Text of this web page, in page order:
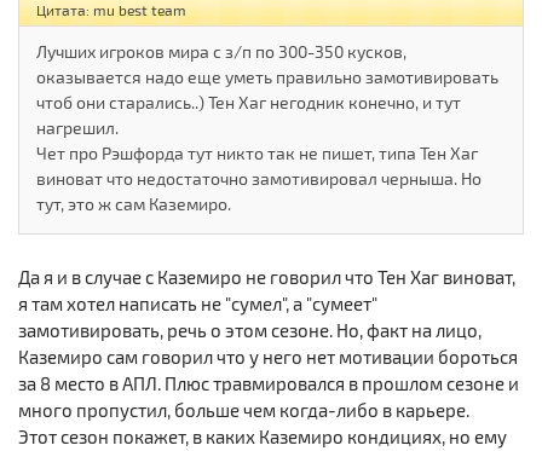
Цитата: mu best team
Лучших игроков мира с з/п по 300-350 кусков,
оказывается надо еще уметь правильно замотивировать
чтоб они старались..) Тен Хаг негодник конечно, и тут
нагрешил.
Чет про Рэшфорда тут никто так не пишет, типа Тен Хаг
виноват что недостаточно замотивировал черныша. Но
тут, это ж сам Каземиро.
Да я и в случае с Каземиро не говорил что Тен Хаг виноват,
я там хотел написать не "сумел", а "сумеет"
замотивировать, речь о этом сезоне. Но, факт на лицо,
Каземиро сам говорил что у него нет мотивации бороться
за 8 место в АПЛ. Плюс травмировался в прошлом сезоне и
много пропустил, больше чем когда-либо в карьере.
Этот сезон покажет, в каких Каземиро кондициях, но ему